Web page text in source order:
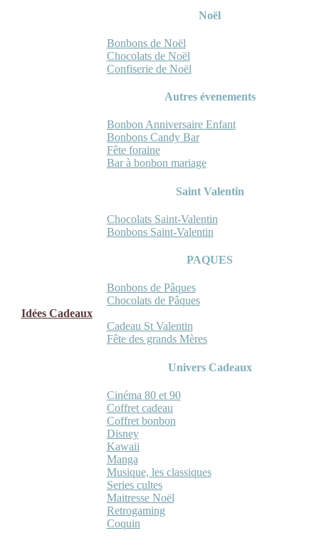
Noël
Bonbons de Noël
Chocolats de Noël
Confiserie de Noël
Autres évenements
Bonbon Anniversaire Enfant
Bonbons Candy Bar
Fête foraine
Bar à bonbon mariage
Saint Valentin
Chocolats Saint-Valentin
Bonbons Saint-Valentin
PAQUES
Bonbons de Pâques
Chocolats de Pâques
Idées Cadeaux
Cadeau St Valentin
Fête des grands Mères
Univers Cadeaux
Cinéma 80 et 90
Coffret cadeau
Coffret bonbon
Disney
Kawaii
Manga
Musique, les classiques
Series cultes
Maitresse Noël
Retrogaming
Coquin